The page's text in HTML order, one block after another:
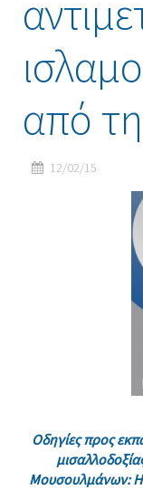
από
12/02/15
Οδηγίες προς
Μουσουλμάνων: Η